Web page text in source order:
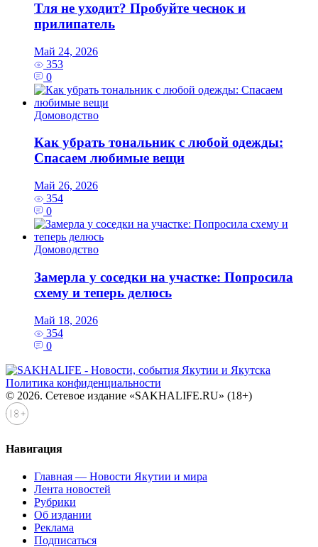
Тля не уходит? Пробуйте чеснок и
прилипатель
Май 24, 2026
353
0
Домоводство
Как убрать тональник с любой одежды:
Спасаем любимые вещи
Май 26, 2026
354
0
Домоводство
Замерла у соседки на участке: Попросила
схему и теперь делюсь
Май 18, 2026
354
0
Политика конфиденциальности
© 2026. Сетевое издание «SAKHALIFE.RU» (18+)
Навигация
Главная — Новости Якутии и мира
Лента новостей
Рубрики
Об издании
Реклама
Подписаться